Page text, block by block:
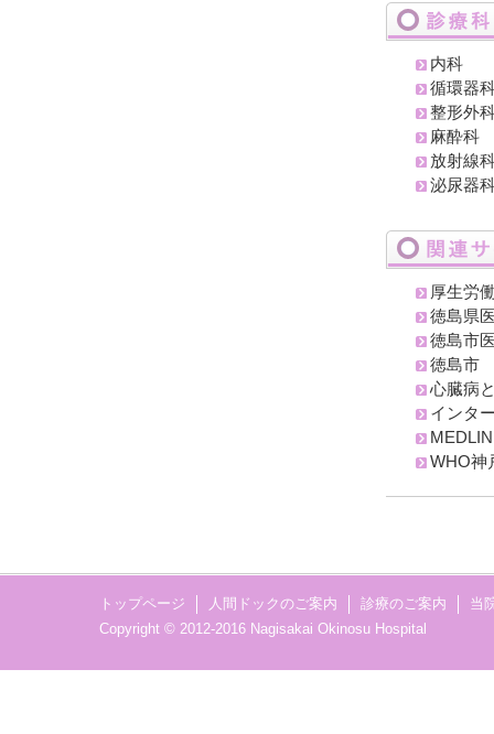
内科
循環器
整形外
麻酔科
放射線
泌尿器
厚生労
徳島県
徳島市
徳島市
心臓病
インタ
WHO神
トップページ 人間ドックのご案内 診療のご案内
当
Copyright © 2012-2016 Nagisakai Okinosu Hospital